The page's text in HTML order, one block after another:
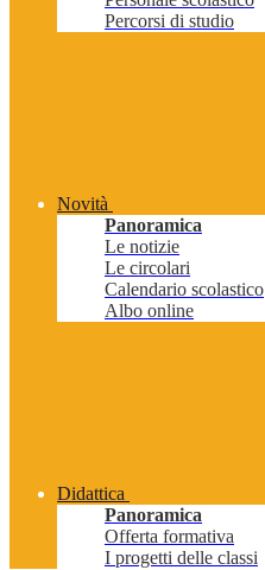
Percorsi di studio
Novità
Panoramica
Le notizie
Le circolari
Calendario scolastico
Albo online
Didattica
Panoramica
Offerta formativa
I progetti delle classi